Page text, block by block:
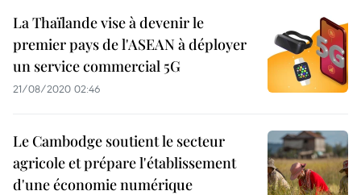
La Thaïlande vise à devenir le
premier pays de l'ASEAN à déployer
un service commercial 5G
21/08/2020 02:46
Le Cambodge soutient le secteur
agricole et prépare l'établissement
d'une économie numérique